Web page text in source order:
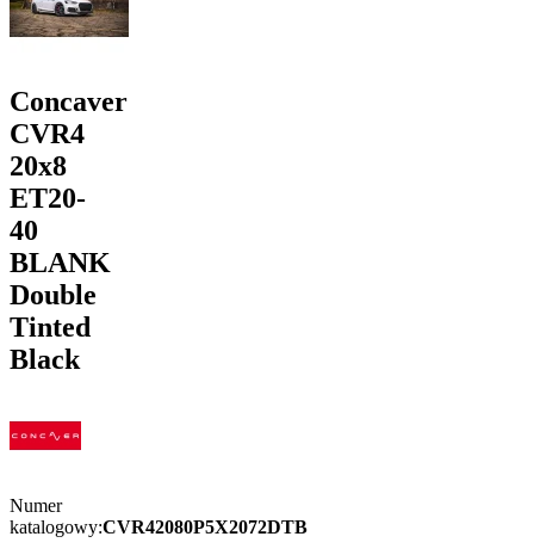
Concaver
CVR4
20x8
ET20-
40
BLANK
Double
Tinted
Black
Numer
katalogowy:CVR42080P5X2072DTB